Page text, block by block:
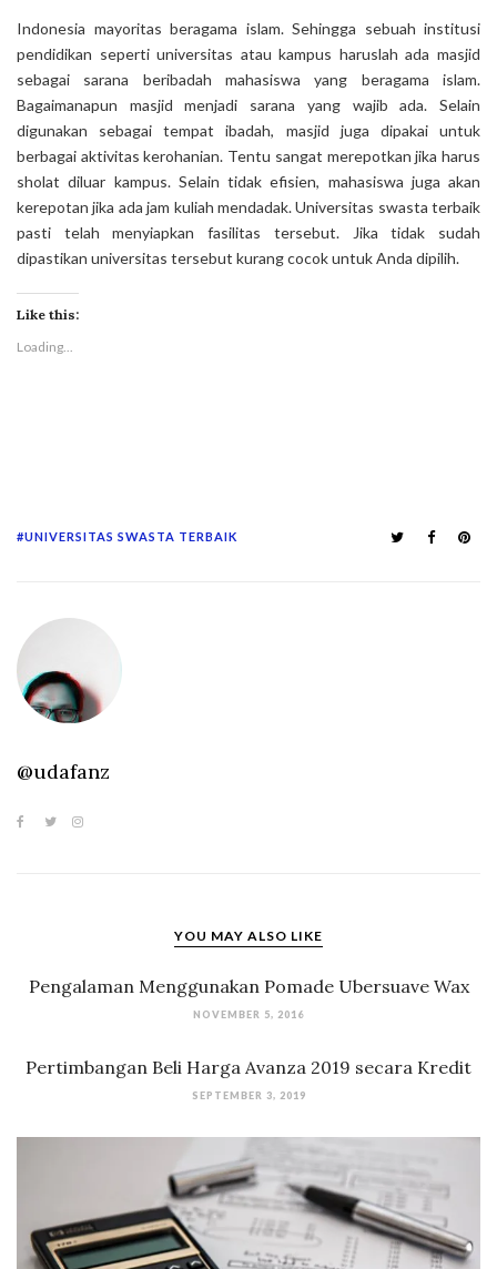
Indonesia mayoritas beragama islam. Sehingga sebuah institusi
pendidikan seperti universitas atau kampus haruslah ada masjid
sebagai sarana beribadah mahasiswa yang beragama islam.
Bagaimanapun masjid menjadi sarana yang wajib ada. Selain
digunakan sebagai tempat ibadah, masjid juga dipakai untuk
berbagai aktivitas kerohanian. Tentu sangat merepotkan jika harus
sholat diluar kampus. Selain tidak efisien, mahasiswa juga akan
kerepotan jika ada jam kuliah mendadak. Universitas swasta terbaik
pasti telah menyiapkan fasilitas tersebut. Jika tidak sudah
dipastikan universitas tersebut kurang cocok untuk Anda dipilih.
Like this:
Loading...
UNIVERSITAS SWASTA TERBAIK
@udafanz
YOU MAY ALSO LIKE
Pengalaman Menggunakan Pomade Ubersuave Wax
NOVEMBER 5, 2016
Pertimbangan Beli Harga Avanza 2019 secara Kredit
SEPTEMBER 3, 2019